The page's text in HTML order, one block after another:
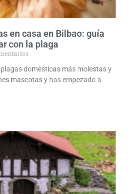
en casa en Bilbao: guía
con la plaga
domésticas más molestas y
mascotas y has empezado a